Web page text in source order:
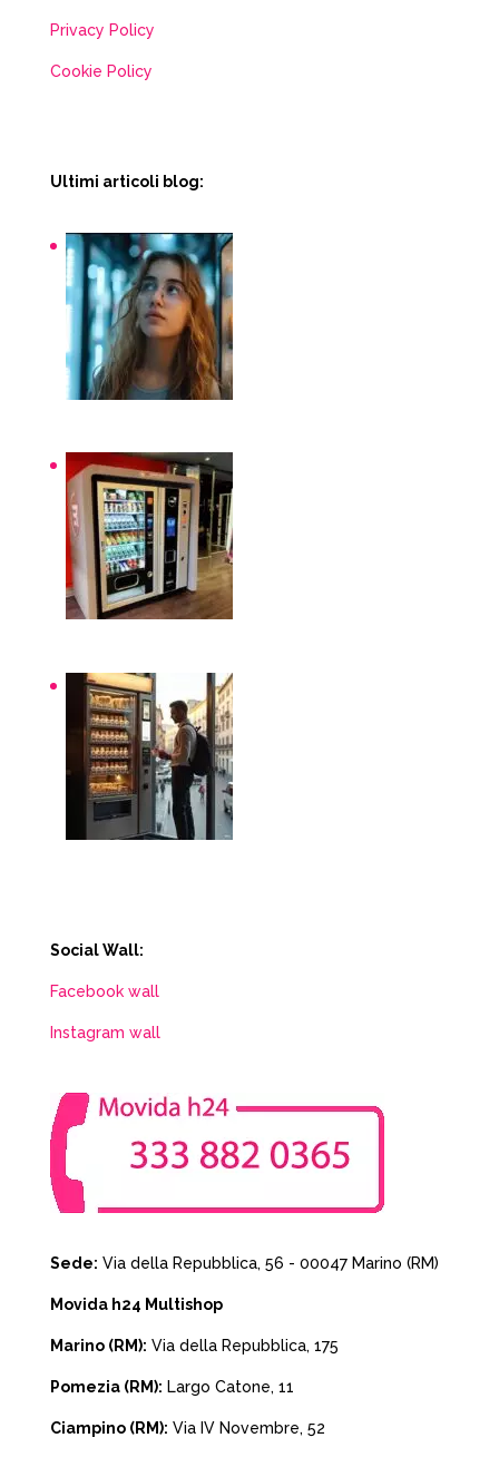
Privacy Policy
Cookie Policy
Ultimi articoli blog:
Social Wall:
Facebook wall
Instagram wall
Sede: Via della Repubblica, 56 - 00047 Marino (RM)
Movida h24 Multishop
Marino (RM): Via della Repubblica, 175
Pomezia (RM): Largo Catone, 11
Ciampino (RM): Via IV Novembre, 52